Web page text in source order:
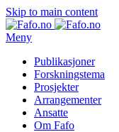
Skip to main content
Meny
Publikasjoner
Forskningstema
Prosjekter
Arrangementer
Ansatte
Om Fafo